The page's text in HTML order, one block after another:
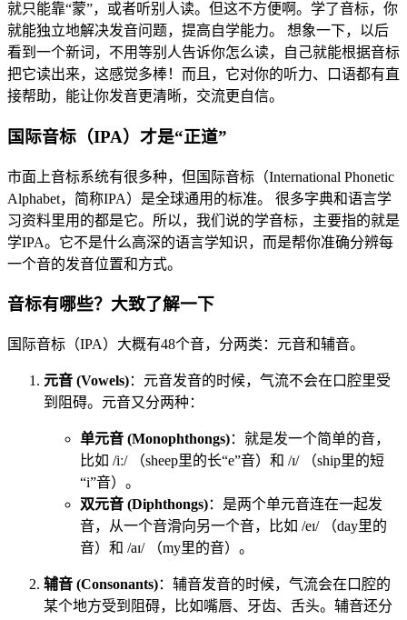
就只能靠“蒙”，或者听别人读。但这不方便啊。学了音标，你
就能独立地解决发音问题，提高自学能力。 想象一下，以后
看到一个新词，不用等别人告诉你怎么读，自己就能根据音标
把它读出来，这感觉多棒！而且，它对你的听力、口语都有直
接帮助，能让你发音更清晰，交流更自信。
国际音标（IPA）才是“正道”
市面上音标系统有很多种，但国际音标（International Phonetic
Alphabet，简称IPA）是全球通用的标准。 很多字典和语言学
习资料里用的都是它。所以，我们说的学音标，主要指的就是
学IPA。它不是什么高深的语言学知识，而是帮你准确分辨每
一个音的发音位置和方式。
音标有哪些？大致了解一下
国际音标（IPA）大概有48个音，分两类：元音和辅音。
元音 (Vowels)：元音发音的时候，气流不会在口腔里受
到阻碍。元音又分两种：
单元音 (Monophthongs)：就是发一个简单的音，
比如 /iː/ （sheep里的长“e”音）和 /ɪ/ （ship里的短
“i”音）。
双元音 (Diphthongs)：是两个单元音连在一起发
音，从一个音滑向另一个音，比如 /eɪ/ （day里的
音）和 /aɪ/ （my里的音）。
辅音 (Consonants)：辅音发音的时候，气流会在口腔的
某个地方受到阻碍，比如嘴唇、牙齿、舌头。辅音还分